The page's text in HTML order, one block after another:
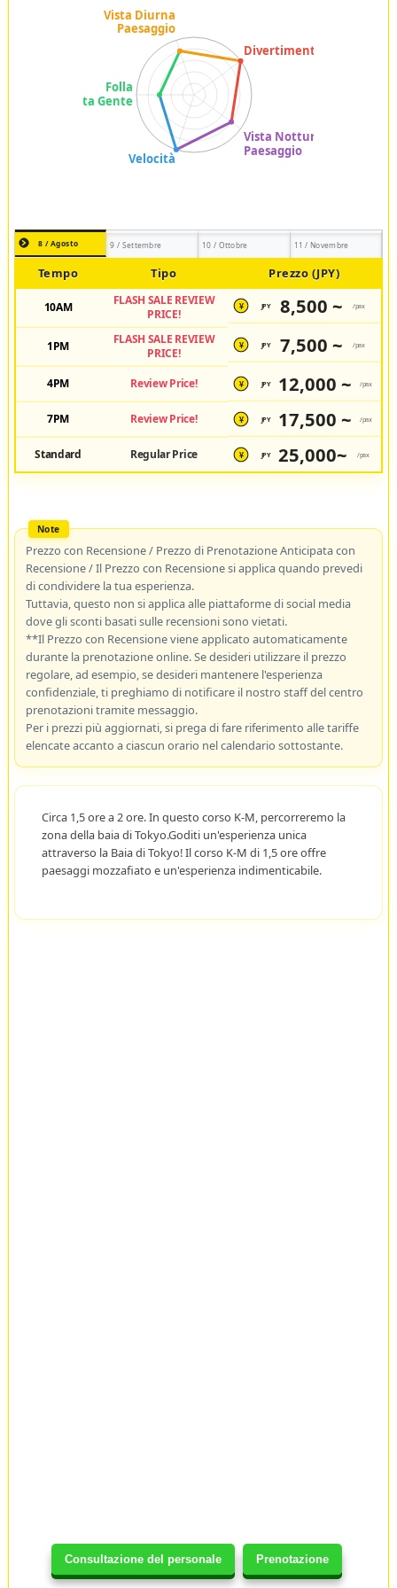
Consultazione del personale Prenotazione
8 / Agosto 9 / Settembre 10 / Ottobre 11 / Novembre
Tempo Tipo Prezzo (JPY)
10AM
FLASH SALE REVIEW
PRICE!
¥ JPY 8,500 ~ /pax
1PM
FLASH SALE REVIEW
PRICE!
¥ JPY 7,500 ~ /pax
4PM Review Price! ¥ JPY 12,000 ~ /pax
7PM Review Price! ¥ JPY 17,500 ~ /pax
Standard Regular Price ¥ JPY 25,000~ /pax
Prezzo con Recensione / Prezzo di Prenotazione Anticipata con
Recensione / Il Prezzo con Recensione si applica quando prevedi
di condividere la tua esperienza.
Tuttavia, questo non si applica alle piattaforme di social media
dove gli sconti basati sulle recensioni sono vietati.
**Il Prezzo con Recensione viene applicato automaticamente
durante la prenotazione online. Se desideri utilizzare il prezzo
regolare, ad esempio, se desideri mantenere l'esperienza
confidenziale, ti preghiamo di notificare il nostro staff del centro
prenotazioni tramite messaggio.
Per i prezzi più aggiornati, si prega di fare riferimento alle tariffe
elencate accanto a ciascun orario nel calendario sottostante.
Circa 1,5 ore a 2 ore. In questo corso K-M, percorreremo la
zona della baia di Tokyo.Goditi un'esperienza unica
attraverso la Baia di Tokyo! Il corso K-M di 1,5 ore offre
paesaggi mozzafiato e un'esperienza indimenticabile.